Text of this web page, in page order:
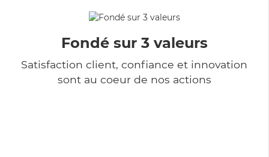
Fondé sur 3 valeurs
Satisfaction client, confiance et innovation
sont au coeur de nos actions